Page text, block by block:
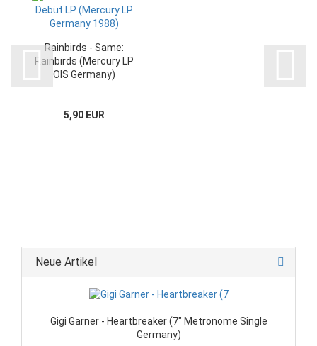
Rainbirds - Same:
Rainbirds (Mercury LP
OIS Germany)
5,90 EUR
Neue Artikel
Gigi Garner - Heartbreaker (7" Metronome Single
Germany)